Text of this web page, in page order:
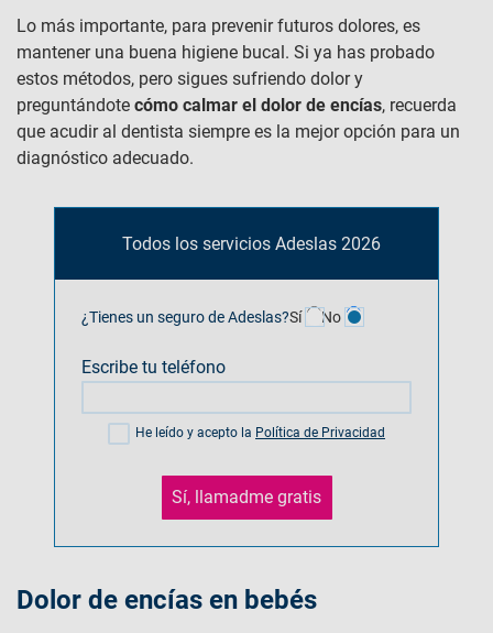
Lo más importante, para prevenir futuros dolores, es
mantener una buena higiene bucal. Si ya has probado
estos métodos, pero sigues sufriendo dolor y
preguntándote cómo calmar el dolor de encías, recuerda
que acudir al dentista siempre es la mejor opción para un
diagnóstico adecuado.
Todos los servicios Adeslas 2026
¿Tienes un seguro de Adeslas?Sí No
Escribe tu teléfono
He leído y acepto la Política de Privacidad
Sí, llamadme gratis
Dolor de encías en bebés